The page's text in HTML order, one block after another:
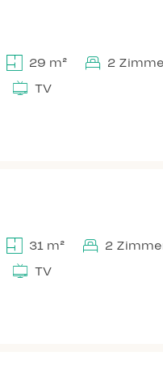
29 m²
2
TV
31 m²
2
TV